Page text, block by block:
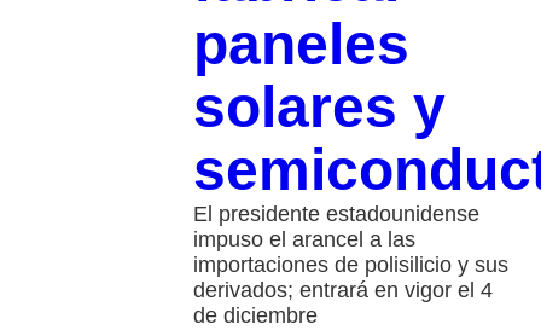
paneles
solares y
El presidente estadounidense
impuso el arancel a las
importaciones de polisilicio y sus
derivados; entrará en vigor el 4
de diciembre